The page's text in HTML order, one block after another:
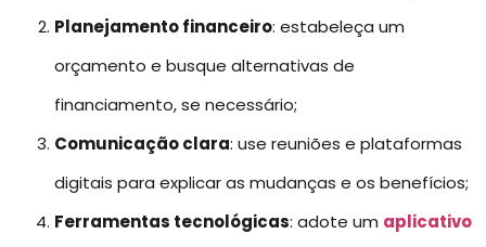
Planejamento financeiro: estabeleça um
orçamento e busque alternativas de
financiamento, se necessário;
Comunicação clara: use reuniões e plataformas
digitais para explicar as mudanças e os benefícios;
Ferramentas tecnológicas: adote um aplicativo